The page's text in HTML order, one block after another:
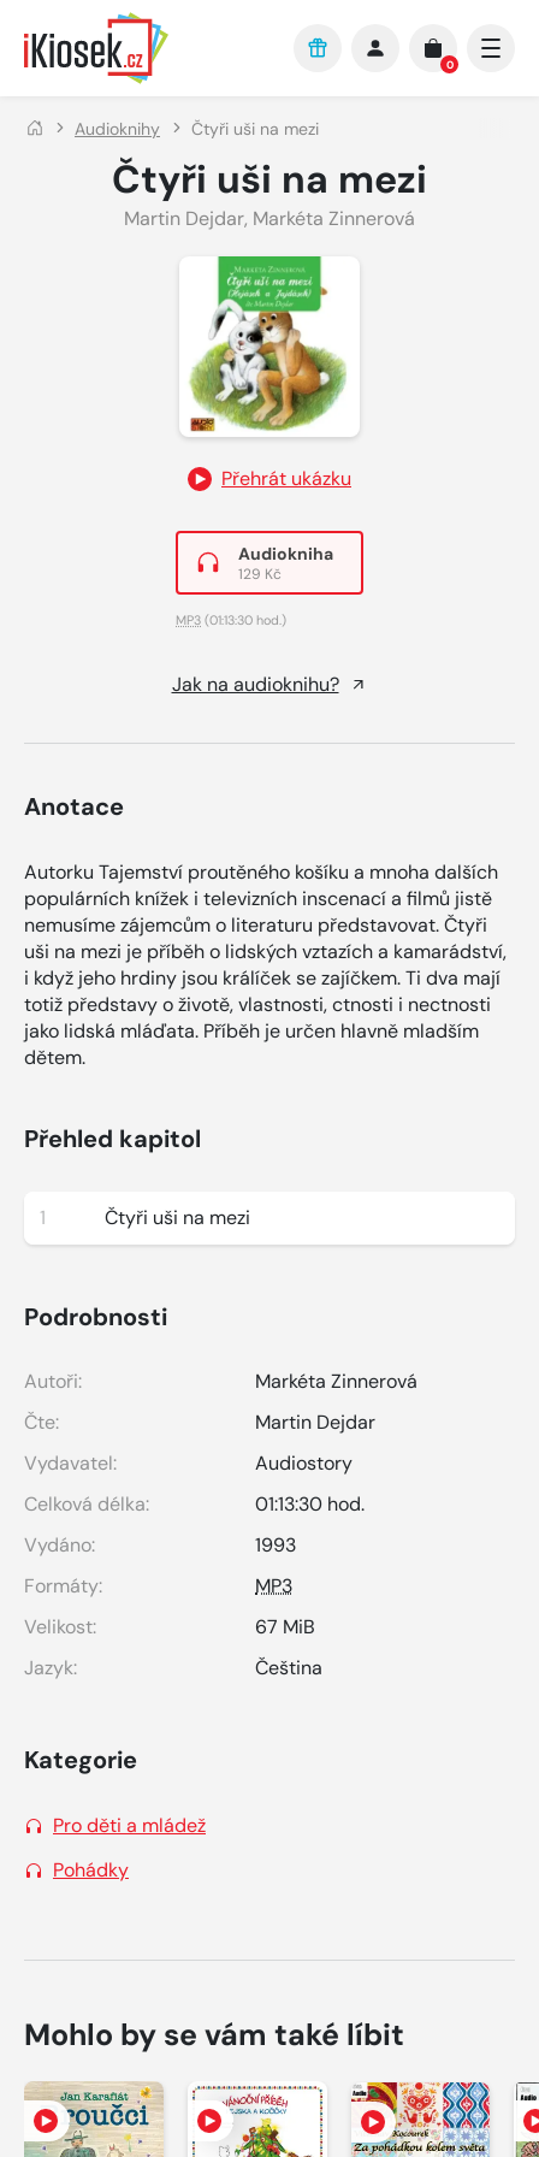
Přejít na hlavní obsah
0
Audioknihy Čtyři uši na mezi
Čtyři uši na mezi
Martin Dejdar, Markéta Zinnerová
Přehrát ukázku
Audiokniha
129 Kč
MP3 (01:13:30 hod.)
Jak na audioknihu?
Anotace
Autorku Tajemství proutěného košíku a mnoha dalších
populárních knížek i televizních inscenací a filmů jistě
nemusíme zájemcům o literaturu představovat. Čtyři
uši na mezi je příběh o lidských vztazích a kamarádství,
i když jeho hrdiny jsou králíček se zajíčkem. Ti dva mají
totiž představy o životě, vlastnosti, ctnosti i nectnosti
jako lidská mláďata. Příběh je určen hlavně mladším
dětem.
Přehled kapitol
1 Čtyři uši na mezi
Podrobnosti
Autoři:
Markéta Zinnerová
Čte:
Martin Dejdar
Vydavatel:
Audiostory
Celková délka:
01:13:30 hod.
Vydáno:
1993
Formáty:
MP3
Velikost:
67 MiB
Jazyk:
Čeština
Kategorie
Pro děti a mládež
Pohádky
Mohlo by se vám také líbit